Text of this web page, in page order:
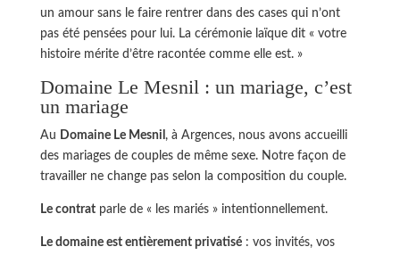
un amour sans le faire rentrer dans des cases qui n’ont
pas été pensées pour lui. La cérémonie laïque dit « votre
histoire mérite d’être racontée comme elle est. »
Domaine Le Mesnil : un mariage, c’est
un mariage
Au Domaine Le Mesnil , à Argences, nous avons accueilli
des mariages de couples de même sexe. Notre façon de
travailler ne change pas selon la composition du couple.
Le contratparle de « les mariés » intentionnellement.
Le domaine est entièrement privatisé: vos invités, vos